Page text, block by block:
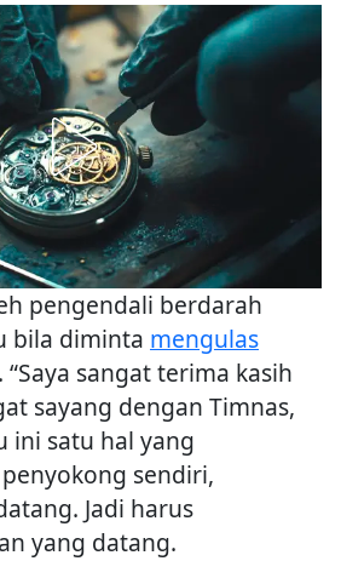
pengendali berdarah
bila diminta mengulas
sangat terima kasih
sayang dengan Timnas,
ini satu hal yang
sendiri,
Jadi harus
yang datang.